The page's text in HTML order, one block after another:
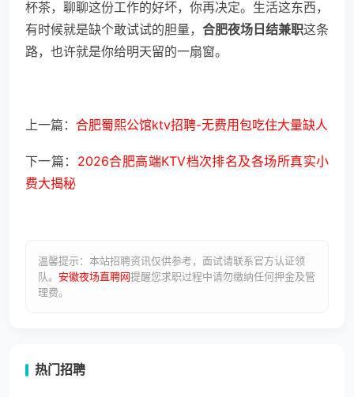
杯茶，聊聊这份工作的好坏，你再决定。生活这东西，
有时候就是缺个敢试试的胆量， 合肥夜场日结兼职这条
路，也许就是你给明天留的一扇窗。
上一篇： 合肥蜀熙公馆ktv招聘-无费用包吃住大量缺人
下一篇： 2026合肥高端KTV档次排名及各场所真实小
费大揭秘
温馨提示：本站招聘资讯仅供参考，面试请联系官方认证领
队。 安徽夜场直聘网提醒您求职过程中请勿缴纳任何押金及管
理费。
热门招聘